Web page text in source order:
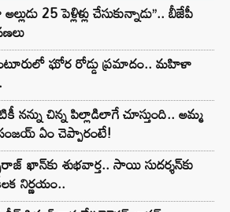
25 పెళ్లిళ్లు చేసుకున్నాడు’’.. బీజేపీ
ఘోర రోడ్డు ప్రమాదం.. మహిళా
నన్ను చిన్న పిల్లాడిలాగే చూస్తుంది.. అమ్మ
ఏం చెప్పారంటే!
ఖాన్‌‌కు శుభవార్త.. సాయి సుదర్శన్‌కు
నిర్ణయం..